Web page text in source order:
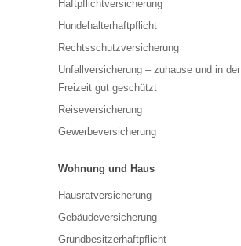
Haftpflichtversicherung
Hundehalterhaftpflicht
Rechtsschutzversicherung
Unfallversicherung – zuhause und in der
Freizeit gut geschützt
Reiseversicherung
Gewerbeversicherung
Wohnung und Haus
Hausratversicherung
Gebäudeversicherung
Grundbesitzerhaftpflicht